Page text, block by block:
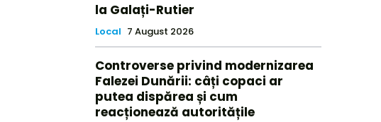
la Galați-Rutier
Local 7 August 2026
Controverse privind modernizarea
Falezei Dunării: câți copaci ar
putea dispărea și cum
reacționează autoritățile